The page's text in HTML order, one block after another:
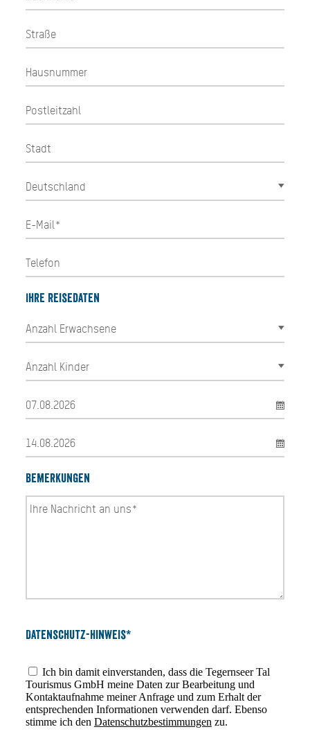
Ihre Reisedaten
Bemerkungen
Datenschutz-Hinweis*
Ich bin damit einverstanden, dass die Tegernseer Tal
Tourismus GmbH meine Daten zur Bearbeitung und
Kontaktaufnahme meiner Anfrage und zum Erhalt der
entsprechenden Informationen verwenden darf. Ebenso
stimme ich den Datenschutzbestimmungen zu.